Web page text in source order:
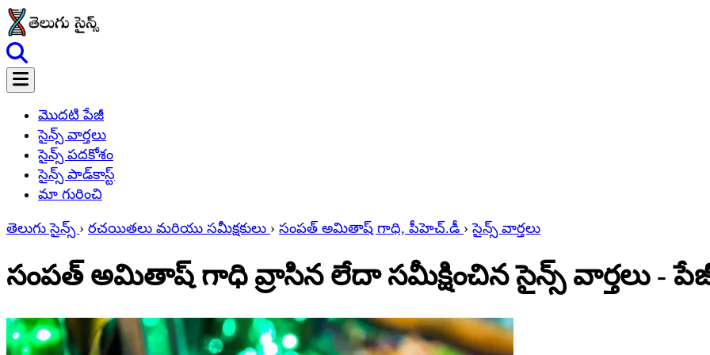
మొదటి పేజీ
సైన్స్ వార్తలు
సైన్స్ పదకోశం
సైన్స్ పాడ్‌కాస్ట్
మా గురించి
తెలుగు సైన్స్ › రచయితలు మరియు సమీక్షకులు › సంపత్ అమితాష్ గాధి, పీహెచ్‌.డీ › సైన్స్ వార్తలు
సంపత్ అమితాష్ గాధి వ్రాసిన లేదా సమీక్షించిన సైన్స్ వార్తలు -